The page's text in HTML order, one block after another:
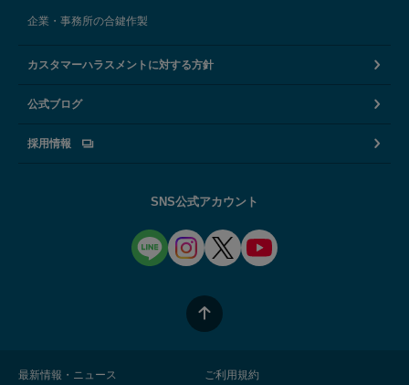
企業・事務所の合鍵作製
カスタマーハラスメントに対する方針
公式ブログ
採用情報
SNS公式アカウント
最新情報・ニュース ご利用規約